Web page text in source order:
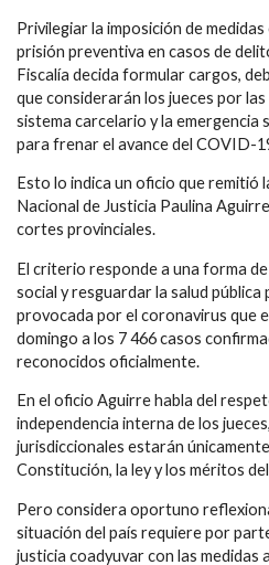
Privilegiar la imposición de
prisión preventiva en casos de
Fiscalía decida formular cargos,
que considerarán los jueces por
sistema carcelario y la emergencia
para frenar el avance del COVID-
Esto lo indica un oficio que remitió
Nacional de Justicia Paulina
cortes provinciales.
El criterio responde a una forma
social y resguardar la salud
provocada por el coronavirus que
domingo a los 7 466 casos
reconocidos oficialmente.
En el oficio Aguirre habla del
independencia interna de los
jurisdiccionales estarán
Constitución, la ley y los méritos
Pero considera oportuno
situación del país requiere por
justicia coadyuvar con las